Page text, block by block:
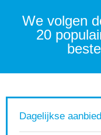
We volgen
20
Dagelijkse